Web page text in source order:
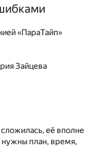
«ПараТайп»
Зайцева
её вполне
нужны план, время,